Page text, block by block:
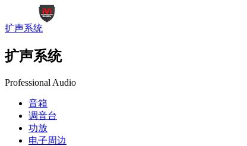
扩声系统
扩声系统
Professional Audio
音箱
调音台
功放
电子周边